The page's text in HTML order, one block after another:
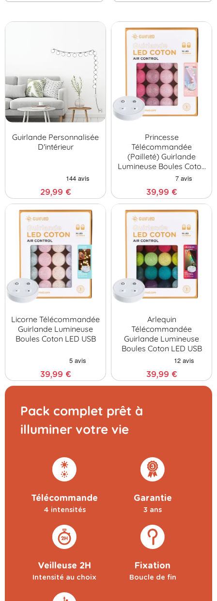
Guirlande Personnalisée
D'intérieur
29,99 €
Princesse
Télécommandée
(pailleté) Guirlande
Lumineuse Boules Coton
39,99 €
Licorne Télécommandée
Guirlande Lumineuse
Boules Coton LED USB
39,99 €
Pack complet prêt à
illuminer votre vie
Télécommande
4 intensités
Veilleuse 2H
Intensité au choix
Garantie
3 ans
Fixation
Boucle de fin
Arlequin
Télécommandée
Guirlande Lumineuse
Boules Coton LED USB
39,99 €